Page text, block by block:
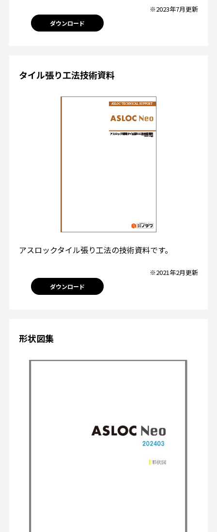
※2023年7月更新
ダウンロード
タイル張り工法技術資料
アスロックタイル張り工法の技術資料です。
※2021年2月更新
ダウンロード
形状図集